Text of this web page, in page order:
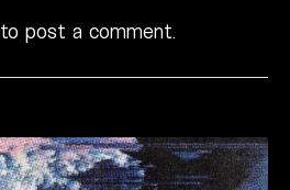
to post a comment.